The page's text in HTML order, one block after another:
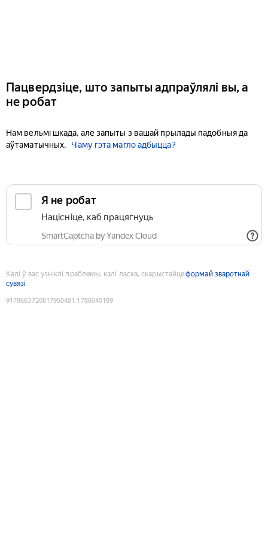
Пацвердзіце, што запыты адпраўлялі вы, а
не робат
Нам вельмі шкада, але запыты з вашай прылады падобныя да
аўтаматычных.
Чаму гэта магло адбыцца?
Я не робат
Націсніце, каб працягнуць
SmartCaptcha by Yandex Cloud
Калі ў вас узніклі праблемы, калі ласка, скарыстайцеформай зваротнай
сувязі
9178663720817950481 :1786040189